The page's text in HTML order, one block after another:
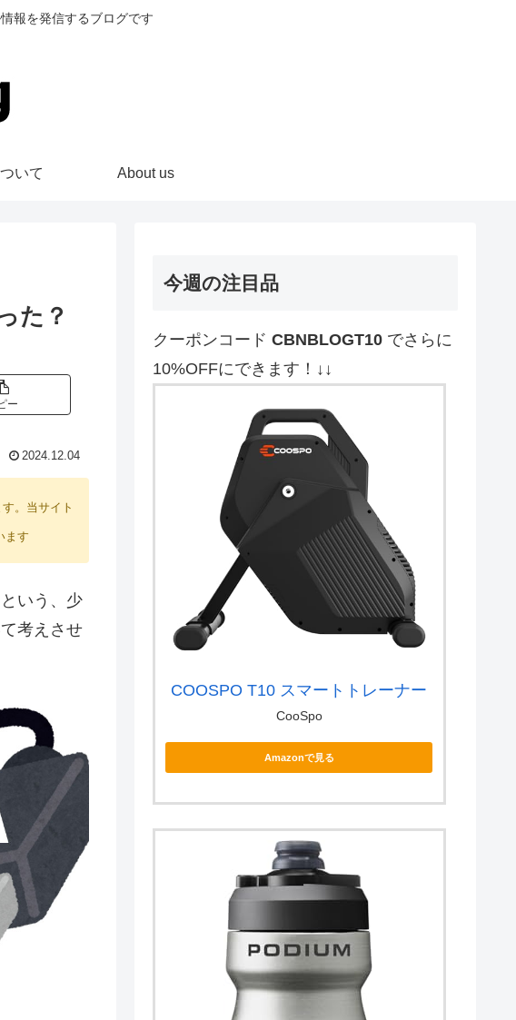
報を発信するブログです
いて About us
た？
ー
2024.12.04
。当サイト
ます
いう、少
考えさせ
今週の注目品
クーポンコード CBNBLOGT10 でさらに
10%OFFにできます！↓↓
COOSPO T10 スマートトレーナー
CooSpo
Amazonで見る